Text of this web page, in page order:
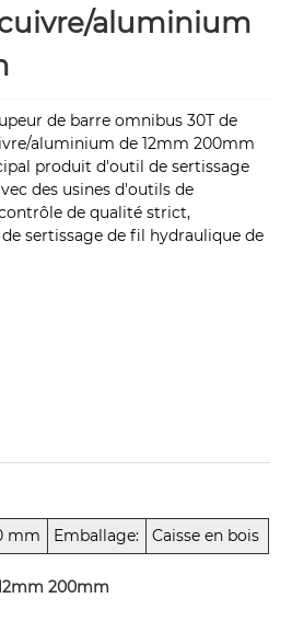
aluminium
de barre omnibus 30T de
aluminium de 12mm 200mm
produit d'outil de sertissage
des usines d'outils de
de qualité strict,
sertissage de fil hydraulique de
mm Emballage: Caisse en bois
200mm